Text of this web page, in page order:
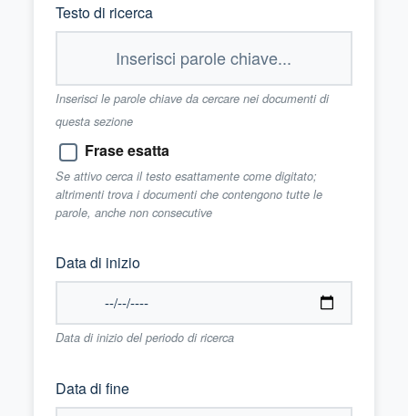
Testo di ricerca
Inserisci le parole chiave da cercare nei documenti di
questa sezione
Frase esatta
Se attivo cerca il testo esattamente come digitato;
altrimenti trova i documenti che contengono tutte le
parole, anche non consecutive
Data di inizio
Data di inizio del periodo di ricerca
Data di fine